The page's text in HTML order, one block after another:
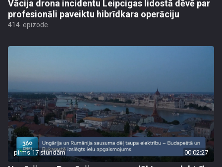
Vācija drona incidentu Leipcigas lidostā dēvē par
profesionāli paveiktu hibrīdkara operāciju
414. epizode
pirms 17 stundām 00:02:27